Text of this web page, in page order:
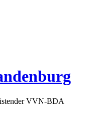
der VVN-BDA